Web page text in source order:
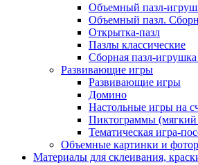
Объемный пазл-
Объемный пазл.
Открытка-пазл
Пазлы классические
Сборная пазл-
Развивающие игры
Развивающие игры
Домино
Настольные игры на
Пиктограммы (мягкий
Тематическая игра-
Объемные картинки и
Материалы для склеивания,